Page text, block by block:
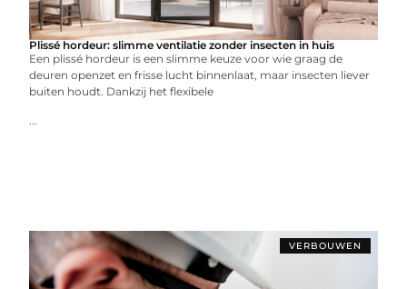
Plissé hordeur: slimme ventilatie zonder insecten in huis
Een plissé hordeur is een slimme keuze voor wie graag de
deuren openzet en frisse lucht binnenlaat, maar insecten liever
buiten houdt. Dankzij het flexibele
...
VERBOUWEN